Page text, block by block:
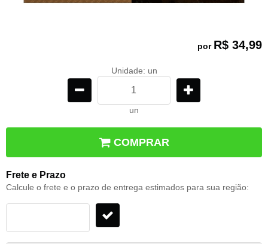
por R$ 34,99
Unidade: un
un
COMPRAR
Frete e Prazo
Calcule o frete e o prazo de entrega estimados para sua região: